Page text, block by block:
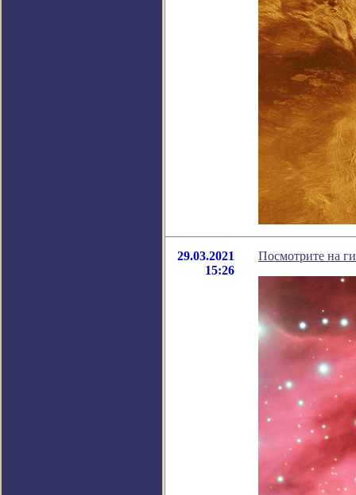
29.03.2021
15:26
Посмотрите на